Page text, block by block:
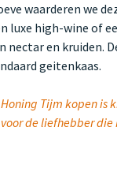
waarderen we
luxe high-wine of
nectar en kruiden.
geitenkaas.
Tijm kopen is
de liefhebber